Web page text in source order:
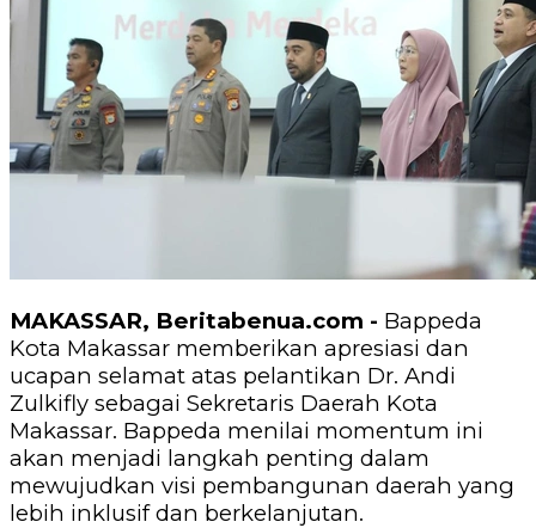
MAKASSAR, Beritabenua.com - Bappeda
Kota Makassar memberikan apresiasi dan
ucapan selamat atas pelantikan Dr. Andi
Zulkifly sebagai Sekretaris Daerah Kota
Makassar. Bappeda menilai momentum ini
akan menjadi langkah penting dalam
mewujudkan visi pembangunan daerah yang
lebih inklusif dan berkelanjutan.